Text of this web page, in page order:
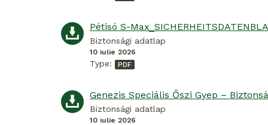
Biztonsági adatlap
10 iulie 2026
Type:
Biztonsági adatlap
10 iulie 2026